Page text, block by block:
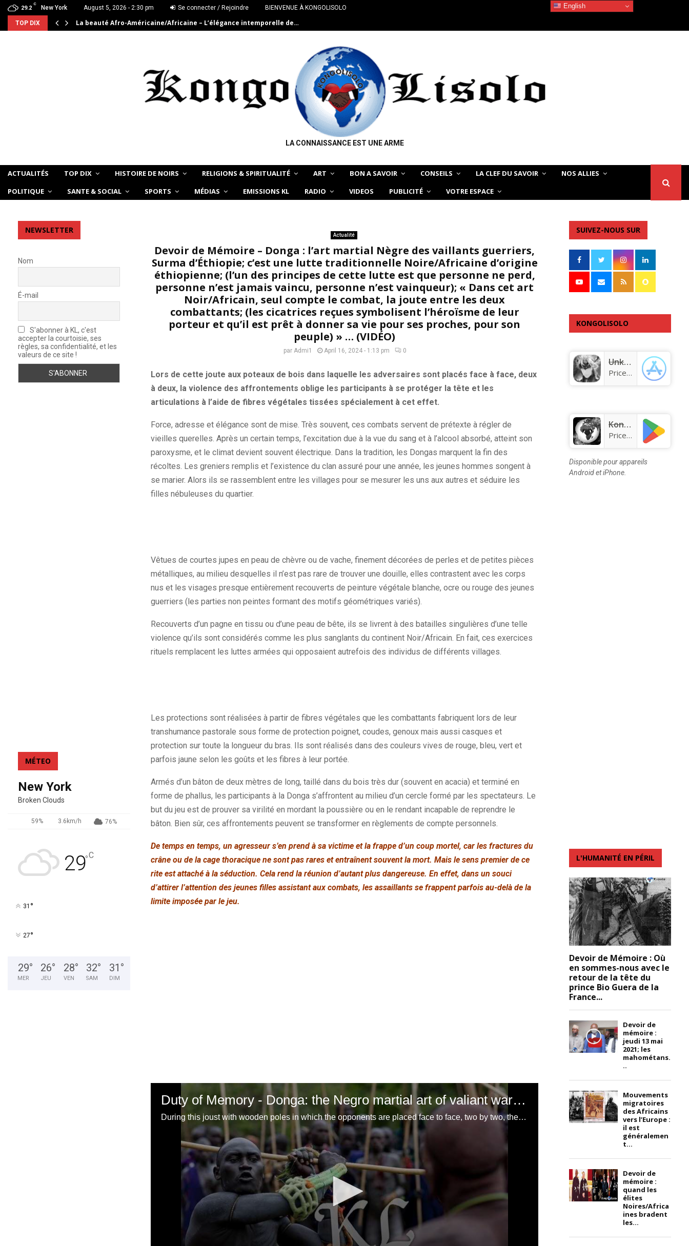
29.2
C
New York August 5, 2026 - 2:30 pm Se connecter / Rejoindre BIENVENUE À KONGOLISOLO
TOP DIX La beauté Afro-Américaine/Africaine – L’élégance intemporelle de…
LA CONNAISSANCE EST UNE ARME
ACTUALITÉS TOP DIX HISTOIRE DE NOIRS RELIGIONS & SPIRITUALITÉ ART BON A SAVOIR CONSEILS LA CLEF DU SAVOIR
NOS ALLIES
POLITIQUE
SANTE & SOCIAL SPORTS MÉDIAS EMISSIONS KL RADIO VIDEOS PUBLICITÉ VOTRE ESPACE
Actualité
Devoir de Mémoire – Donga : l’art martial Nègre des vaillants guerriers,
Surma d’Éthiopie; c’est une lutte traditionnelle Noire/Africaine d’origine
éthiopienne; (l’un des principes de cette lutte est que personne ne perd,
personne n’est jamais vaincu, personne n’est vainqueur); « Dans cet art
Noir/Africain, seul compte le combat, la joute entre les deux
combattants; (les cicatrices reçues symbolisent l’héroïsme de leur
porteur et qu’il est prêt à donner sa vie pour ses proches, pour son
peuple) » … (VIDÉO)
par Admi1 April 16, 2024 - 1:13 pm 0
Lors de cette joute aux poteaux de bois dans laquelle les adversaires sont placés face à face, deux
à deux, la violence des affrontements oblige les participants à se protéger la tête et les
articulations à l’aide de fibres végétales tissées spécialement à cet effet.
Force, adresse et élégance sont de mise. Très souvent, ces combats servent de prétexte à régler de
vieilles querelles. Après un certain temps, l’excitation due à la vue du sang et à l’alcool absorbé, atteint son
paroxysme, et le climat devient souvent électrique. Dans la tradition, les Dongas marquent la fin des
récoltes. Les greniers remplis et l’existence du clan assuré pour une année, les jeunes hommes songent à
se marier. Alors ils se rassemblent entre les villages pour se mesurer les uns aux autres et séduire les
filles nébuleuses du quartier.
Vêtues de courtes jupes en peau de chèvre ou de vache, finement décorées de perles et de petites pièces
métalliques, au milieu desquelles il n’est pas rare de trouver une douille, elles contrastent avec les corps
nus et les visages presque entièrement recouverts de peinture végétale blanche, ocre ou rouge des jeunes
guerriers (les parties non peintes formant des motifs géométriques variés).
Recouverts d’un pagne en tissu ou d’une peau de bête, ils se livrent à des batailles singulières d’une telle
violence qu’ils sont considérés comme les plus sanglants du continent Noir/Africain. En fait, ces exercices
rituels remplacent les luttes armées qui opposaient autrefois des individus de différents villages.
Les protections sont réalisées à partir de fibres végétales que les combattants fabriquent lors de leur
transhumance pastorale sous forme de protection poignet, coudes, genoux mais aussi casques et
protection sur toute la longueur du bras. Ils sont réalisés dans des couleurs vives de rouge, bleu, vert et
parfois jaune selon les goûts et les fibres à leur portée.
Armés d’un bâton de deux mètres de long, taillé dans du bois très dur (souvent en acacia) et terminé en
forme de phallus, les participants à la Donga s’affrontent au milieu d’un cercle formé par les spectateurs. Le
but du jeu est de prouver sa virilité en mordant la poussière ou en le rendant incapable de reprendre le
bâton. Bien sûr, ces affrontements peuvent se transformer en règlements de compte personnels.
De temps en temps, un agresseur s’en prend à sa victime et la frappe d’un coup mortel, car les fractures du
crâne ou de la cage thoracique ne sont pas rares et entraînent souvent la mort. Mais le sens premier de ce
rite est attaché à la séduction. Cela rend la réunion d’autant plus dangereuse. En effet, dans un souci
d’attirer l’attention des jeunes filles assistant aux combats, les assaillants se frappent parfois au-delà de la
limite imposée par le jeu.
Duty of Memory - Donga: the Negro martial art of valiant warriors, Surma of Ethiopia; it is a traditional Black/African wrestling of Ethiopian origin; (one of the principles of this struggle is that no one loses, no one is ever defeated, no one is victorious); « In this Black/African art, all that matters is the fight, the joust between the two combatants; (the scars received symbolize the heroism of their bearer and that he is ready to give his life for his loved ones, for his people) »
During this joust with wooden poles in which the opponents are placed face to face, two by two, the violence of the clashes forces the participants to protect their heads and joints using plant fibers woven especially for this purpose. Strength, skill and elegance are essential. Very often these fights are used as a pretext to settle old quarrels. After a while, the excitement at the sight of the blood and the alcohol being absorbed reaches its peak, and the climate often turns electric. Traditionally, the Dongas mark the end of the harvest. With granaries full and the existence of the clan guaranteed for a year, the young men are thinking of getting married. So they gather between villages to compete against each other and seduce the nebulous girls of the neighborhood. Dressed in short skirts of goatskin or cowhide, finely decorated with pearls and small metal pieces, in the middle of which it is not uncommon to find a socket, they contrast with the naked bodies and the faces almost entirely covered with paint. white, ocher or red vegetation of the young warriors (the unpainted parts forming various geometric patterns). Covered with a cloth loincloth or animal skin, they engage in singular battles of such violence that they are considered the bloodiest on the Black/African continent. In fact, these ritual exercises replace the armed struggles that once opposed individuals from different villages. The protections are made from plant fibers that the fighters make during their pastoral transhumance in the form of wrist protection, elbows, knees but also helmets and protection over the entire length of the arm. They are made in bright colors of red, blue, green and sometimes yellow depending on the tastes and fibers available to them. Armed with a stick two meters long, carved from very hard wood (often acacia) and finished in the shape of a phallus, the participants in the Donga confront each other in the middle of a circle formed by the spectators. The object of the game is to prove his manhood by biting the dust or making him unable to pick up the stick. Of course, these clashes can turn into personal settlements. Every now and then, an abuser lashes out at their victim and strikes them with a fatal blow, as fractures to the skull or rib cage are not uncommon and often result in death. But the primary meaning of this rite is attached to seduction. This makes the meeting all the more dangerous. Indeed, in order to attract the attention of young girls attending the fights, the attackers sometimes hit each other beyond the limit imposed by the game.
NEWSLETTER
Nom
É-mail
S'abonner à KL, c'est
accepter la courtoisie, ses
règles, sa confidentialité, et les
valeurs de ce site !
MÉTEO
New York
Broken Clouds
59% 3.6km/h 76%
29°C
31 °
27°
29°
MER
26°
JEU
28°
VEN
32°
SAM
31 °
DIM
SUIVEZ-NOUS SUR
KONGOLISOLO
Unknown app
Price:Free
KongoLisolo
Price:Free
Disponible pour appareils
Android et iPhone.
L'HUMANITÉ EN PÉRIL
Devoir de Mémoire : Où
en sommes-nous avec le
retour de la tête du
prince Bio Guera de la
France...
Devoir de
mémoire :
jeudi 13 mai
2021; les
mahométans.
..
Mouvements
migratoires
des Africains
vers l’Europe :
il est
généralemen
t...
Devoir de
mémoire :
quand les
élites
Noires/Africa
ines bradent
les...
English